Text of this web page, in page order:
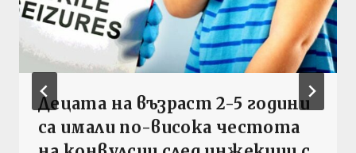
Децата на възраст 2-5 години
са имали по-висока честота